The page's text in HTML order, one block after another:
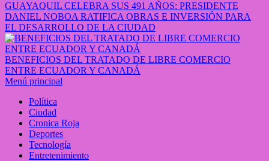
GUAYAQUIL CELEBRA SUS 491 AÑOS: PRESIDENTE
DANIEL NOBOA RATIFICA OBRAS E INVERSIÓN PARA
EL DESARROLLO DE LA CIUDAD
BENEFICIOS DEL TRATADO DE LIBRE COMERCIO
ENTRE ECUADOR Y CANADÁ
Menú principal
Política
Ciudad
Cronica Roja
Deportes
Tecnología
Entretenimiento